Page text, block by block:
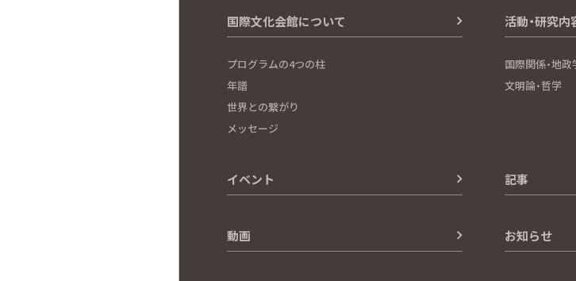
国際文化会館について
プログラムの4つの柱
年譜
世界との繋がり
メッセージ
活動・研究内
国際関係・地政
文明論・哲学
イベント 記事
動画 お知らせ